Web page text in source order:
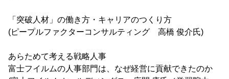
「突破人材」の働き方・キャリアのつくり方
(ピープルファクターコンサルティング 高橋 俊介氏)
あらためて考える戦略人事
富士フイルムの人事部門は、なぜ経営に貢献できたのか